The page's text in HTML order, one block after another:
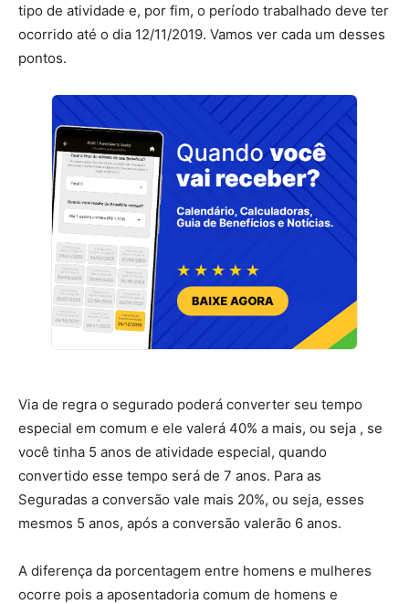
tipo de atividade e, por fim, o período trabalhado deve ter
ocorrido até o dia 12/11/2019. Vamos ver cada um desses
pontos.
Via de regra o segurado poderá converter seu tempo
especial em comum e ele valerá 40% a mais, ou seja , se
você tinha 5 anos de atividade especial, quando
convertido esse tempo será de 7 anos. Para as
Seguradas a conversão vale mais 20%, ou seja, esses
mesmos 5 anos, após a conversão valerão 6 anos.
A diferença da porcentagem entre homens e mulheres
ocorre pois a aposentadoria comum de homens e